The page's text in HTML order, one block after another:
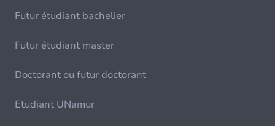
Futur étudiant bachelier
Futur étudiant master
Doctorant ou futur doctorant
Etudiant UNamur